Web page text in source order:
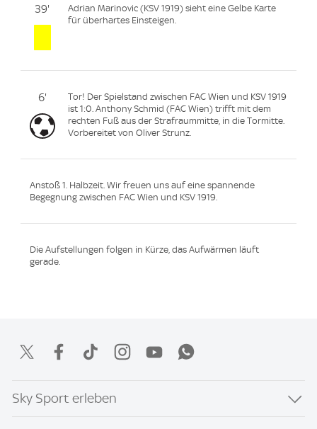
39'
Adrian Marinovic (KSV 1919) sieht eine Gelbe Karte
für überhartes Einsteigen.
6'
Tor! Der Spielstand zwischen FAC Wien und KSV 1919
ist 1:0. Anthony Schmid (FAC Wien) trifft mit dem
rechten Fuß aus der Strafraummitte, in die Tormitte.
Vorbereitet von Oliver Strunz.
Anstoß 1. Halbzeit. Wir freuen uns auf eine spannende
Begegnung zwischen FAC Wien und KSV 1919.
Die Aufstellungen folgen in Kürze, das Aufwärmen läuft
gerade.
Sky Sport erleben